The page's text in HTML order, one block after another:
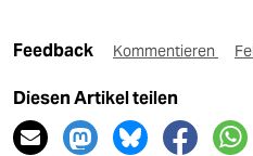
Feedback Kommentieren
Diesen Artikel teilen